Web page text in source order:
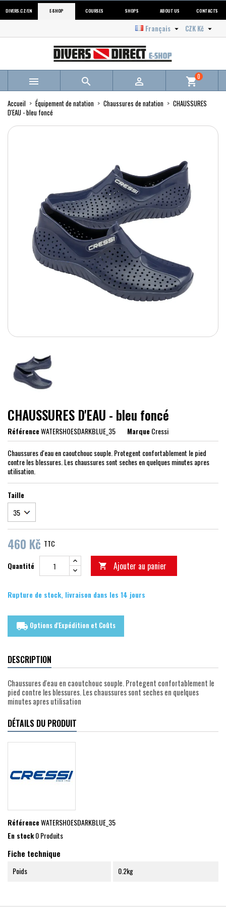
DIVERS.CZ/EN E-SHOP COURSES SHOPS ABOUT US CONTACTS
CZK Kč 
Français 
   shopping_cart0
Accueil Équipement de natation Chaussures de natation
CHAUSSURES
D'EAU - bleu foncé
CHAUSSURES D'EAU - bleu foncé
RéférenceWATERSHOESDARKBLUE_35 MarqueCressi
Chaussures d'eau en caoutchouc souple. Protegent confortablement le pied
contre les blessures. Les chaussures sont seches en quelques minutes apres
utilisation.
Taille
460 Kč TTC
Quantité  Ajouter au panier
Rupture de stock, livraison dans les 14 jours
local_shipping Options d'Expédition et Coûts
DESCRIPTION
Chaussures d'eau en caoutchouc souple. Protegent confortablement le
pied contre les blessures. Les chaussures sont seches en quelques
minutes apres utilisation
DÉTAILS DU PRODUIT
RéférenceWATERSHOESDARKBLUE_35
En stock0 Produits
Fiche technique
Poids 0.2kg